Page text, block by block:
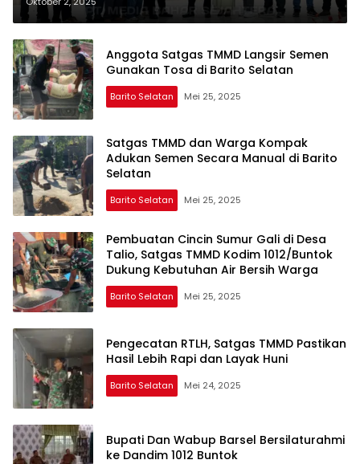
Anggota Satgas TMMD Langsir Semen
Gunakan Tosa di Barito Selatan
Barito Selatan Mei 25, 2025
Satgas TMMD dan Warga Kompak
Adukan Semen Secara Manual di Barito
Selatan
Barito Selatan Mei 25, 2025
Pembuatan Cincin Sumur Gali di Desa
Talio, Satgas TMMD Kodim 1012/Buntok
Dukung Kebutuhan Air Bersih Warga
Barito Selatan Mei 25, 2025
Pengecatan RTLH, Satgas TMMD Pastikan
Hasil Lebih Rapi dan Layak Huni
Barito Selatan Mei 24, 2025
Bupati Dan Wabup Barsel Bersilaturahmi
ke Dandim 1012 Buntok